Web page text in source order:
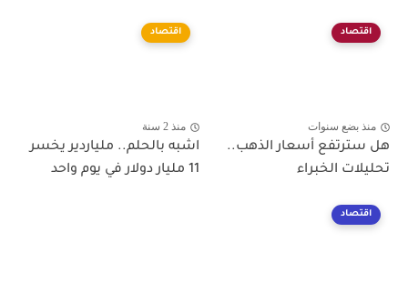
اقتصاد
منذ بضع سنوات
هل سترتفع أسعار الذهب..
تحليلات الخبراء
اقتصاد
منذ 2 سنة
اشبه بالحلم.. ملياردير يخسر
11 مليار دولار في يوم واحد
اقتصاد